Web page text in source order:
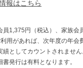
報はこちら
1,375円（税込）、家族会
用があれば、次年度の年会
績としてカウントされません
発行は有料となります。